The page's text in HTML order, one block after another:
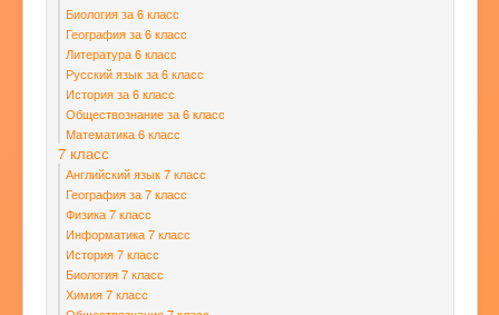
Биология за 6 класс
География за 6 класс
Литература 6 класс
Русский язык за 6 класс
История за 6 класс
Обществознание за 6 класс
Математика 6 класс
7 класс
Английский язык 7 класс
География за 7 класс
Физика 7 класс
Информатика 7 класс
История 7 класс
Биология 7 класс
Химия 7 класс